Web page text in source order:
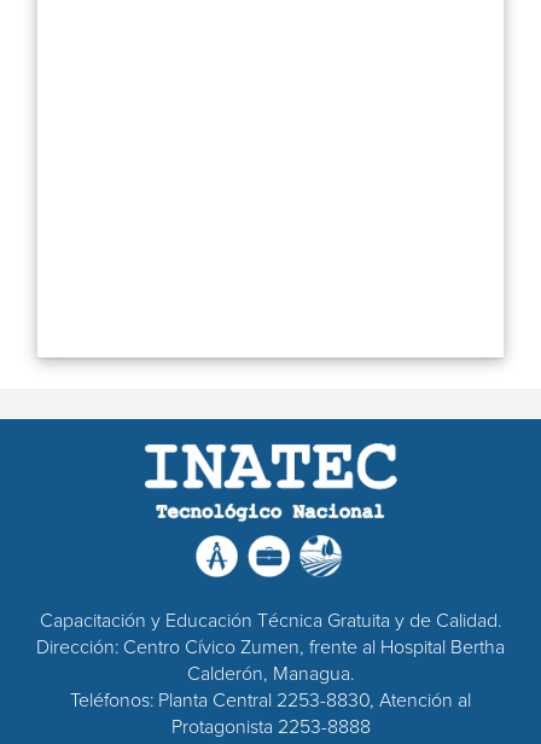
Capacitación y Educación Técnica Gratuita y de Calidad.
Dirección: Centro Cívico Zumen, frente al Hospital Bertha
Calderón, Managua.
Teléfonos: Planta Central 2253-8830, Atención al
Protagonista 2253-8888